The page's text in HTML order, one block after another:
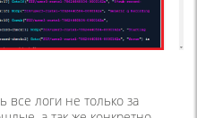
все логи не только за